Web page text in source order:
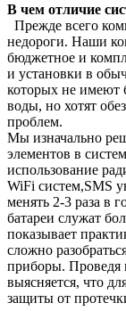
В чем отличие
Прежде всего
недороги. Наши
бюджетное и
и установки в
которых не имеют
воды, но хотят
проблем.
Мы изначально
элементов в
использование
WiFi систем,SMS
менять 2-3 раза в
батареи служат
показывает
сложно
приборы. Проведя
выясняется, что
защиты от